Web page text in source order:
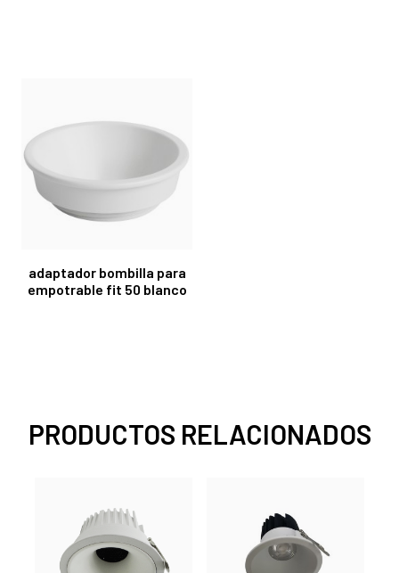
adaptador bombilla para
empotrable fit 50 blanco
PRODUCTOS RELACIONADOS